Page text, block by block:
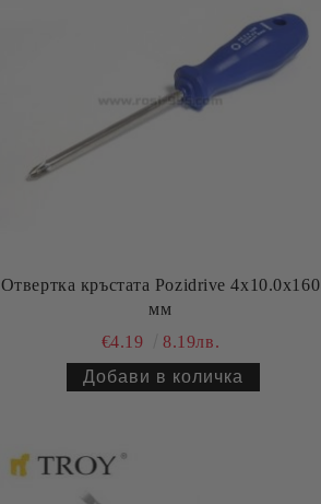
Отвертка кръстата Pozidrive 4х10.0х160
мм
€4.19
8.19лв.